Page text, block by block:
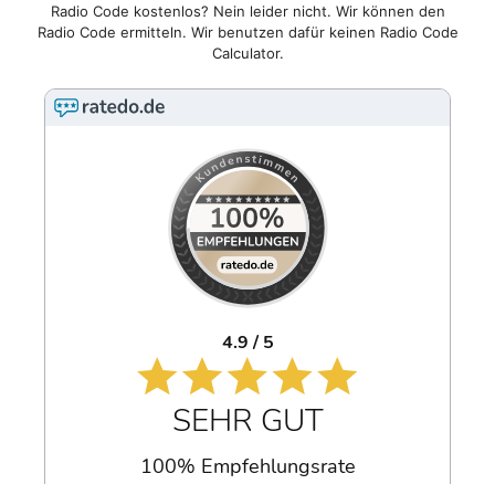
Radio Code kostenlos? Nein leider nicht. Wir können den
Radio Code ermitteln. Wir benutzen dafür keinen Radio Code
Calculator.
4.9 / 5
SEHR GUT
100% Empfehlungsrate